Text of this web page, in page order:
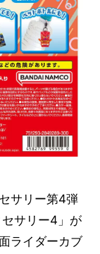
サリー第4弾
セサリー4」が
ライダーカブ